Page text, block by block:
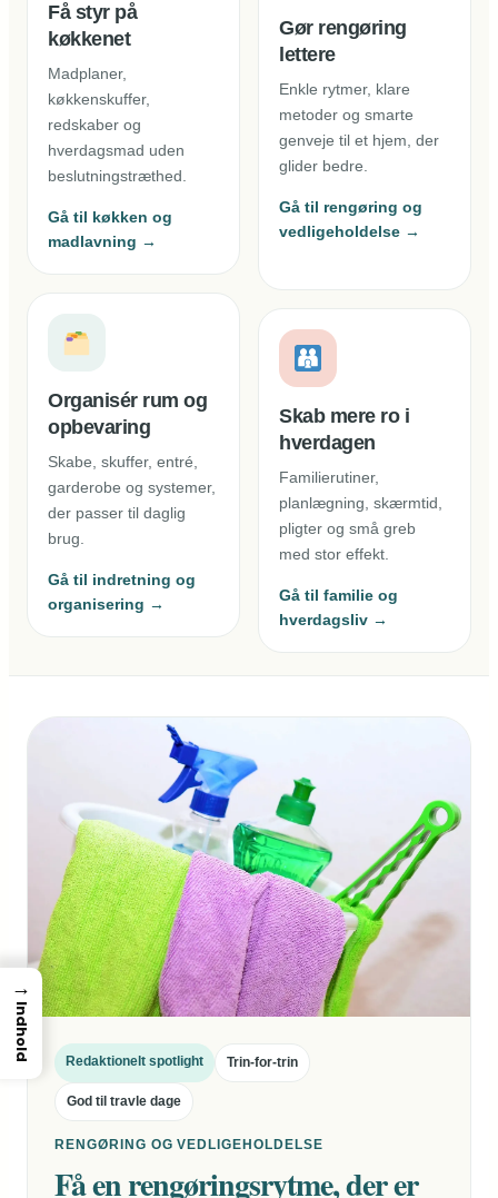
Få styr på
køkkenet
Madplaner,
køkkenskuffer,
redskaber og
hverdagsmad uden
beslutningstræthed.
Gå til køkken og
madlavning →
Gør rengøring
lettere
Enkle rytmer, klare
metoder og smarte
genveje til et hjem, der
glider bedre.
Gå til rengøring og
vedligeholdelse →
Organisér rum og
opbevaring
Skabe, skuffer, entré,
garderobe og systemer,
der passer til daglig
brug.
Gå til indretning og
organisering →
Skab mere ro i
hverdagen
Familierutiner,
planlægning, skærmtid,
pligter og små greb
med stor effekt.
Gå til familie og
hverdagsliv →
Redaktionelt spotlight Trin-for-trin
God til travle dage
RENGØRING OG VEDLIGEHOLDELSE
Få en rengøringsrytme, der er
→
Indhold